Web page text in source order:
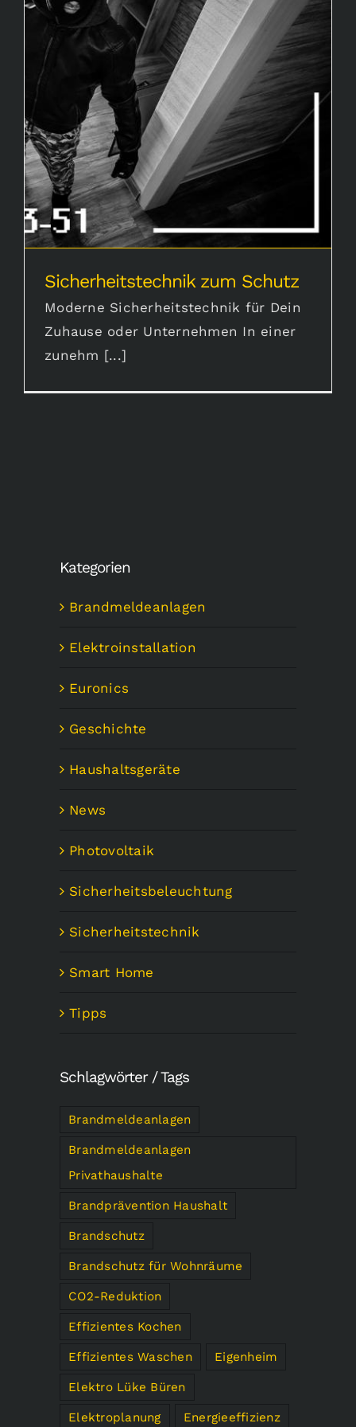
Karriere
Aktuelles
Sicherheitstechnik zum Schutz
Sicherheitstechnik zum Schutz
Moderne Sicherheitstechnik für Dein
Zuhause oder Unternehmen In einer
zunehm [...]
Kategorien
Brandmeldeanlagen
Elektroinstallation
Euronics
Geschichte
Haushaltsgeräte
News
Photovoltaik
Sicherheitsbeleuchtung
Sicherheitstechnik
Smart Home
Tipps
Schlagwörter / Tags
Brandmeldeanlagen
Brandmeldeanlagen
Privathaushalte
Brandprävention Haushalt
Brandschutz
Brandschutz für Wohnräume
CO2-Reduktion
Effizientes Kochen
Effizientes Waschen Eigenheim
Elektro Lüke Büren
Elektroplanung Energieeffizienz